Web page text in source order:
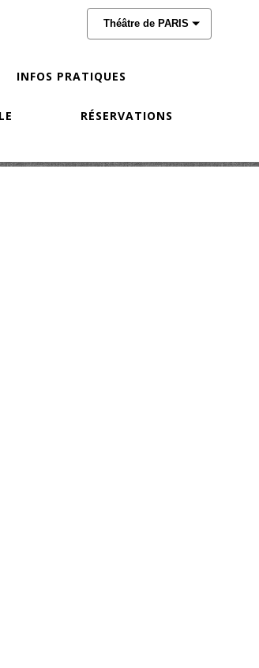
Théâtre de PARIS
INFOS PRATIQUES
RÉSERVATIONS